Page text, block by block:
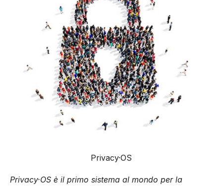
Privacy·OS
Privacy·OS è il primo sistema al mondo per la